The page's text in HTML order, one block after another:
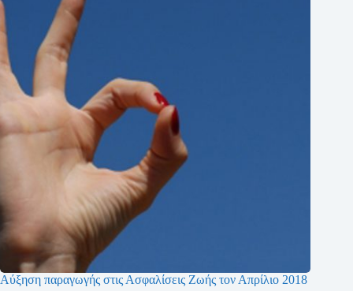
Αύξηση παραγωγής στις Ασφαλίσεις Ζωής τον Απρίλιο 2018